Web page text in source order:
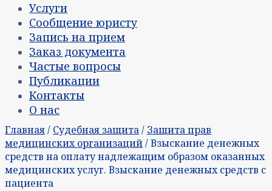
Услуги
Сообщение юристу
Запись на прием
Заказ документа
Частые вопросы
Публикации
Контакты
О нас
Главная/ Судебная защита/ Защита прав
медицинских организаций/ Взыскание денежных
средств на оплату надлежащим образом оказанных
медицинских услуг. Взыскание денежных средств с
пациента